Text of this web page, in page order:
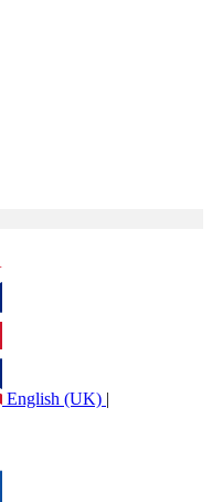
English (UK) |